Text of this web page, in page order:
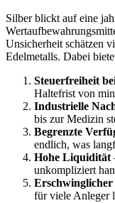
Silber blickt auf eine
Unsicherheit schätzen
Edelmetalls. Dabei
Steuerfreiheit
Haltefrist von
Industrielle
bis zur Medizin
Begrenzte
endlich, was
Hohe Liquidität
unkompliziert
Erschwinglicher
für viele Anleger